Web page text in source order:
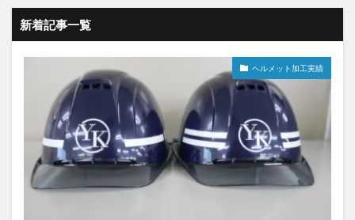
新着記事一覧
ヘルメット加工実績